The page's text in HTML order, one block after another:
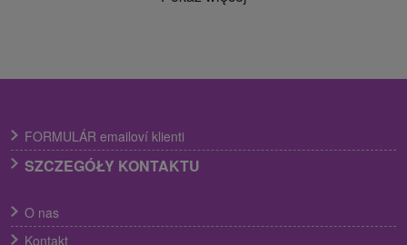
FORMULÁR emailoví klienti
SZCZEGÓŁY KONTAKTU
O nas
Kontakt